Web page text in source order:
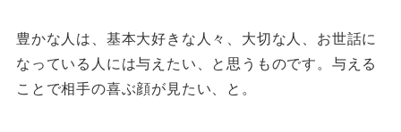
豊かな人は、基本大好きな人々、大切な人、お世話に
なっている人には与えたい、と思うものです。与える
ことで相手の喜ぶ顔が見たい、と。